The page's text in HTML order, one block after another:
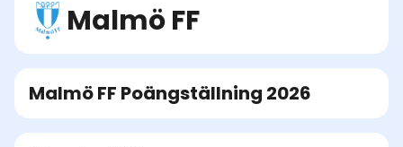
Malmö FF
Malmö FF Poängställning 2026